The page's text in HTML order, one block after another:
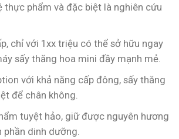
thực phẩm và đặc biệt là nghiên cứu
chỉ với 1xx triệu có thể sở hữu ngay
sấy thăng hoa mini đầy mạnh mẻ.
với khả năng cấp đông, sấy thăng
để chân không.
tuyệt hảo, giữ được nguyên hương
phần dinh dưỡng.